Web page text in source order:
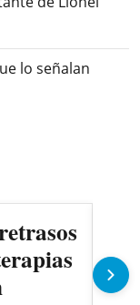
lo señalan